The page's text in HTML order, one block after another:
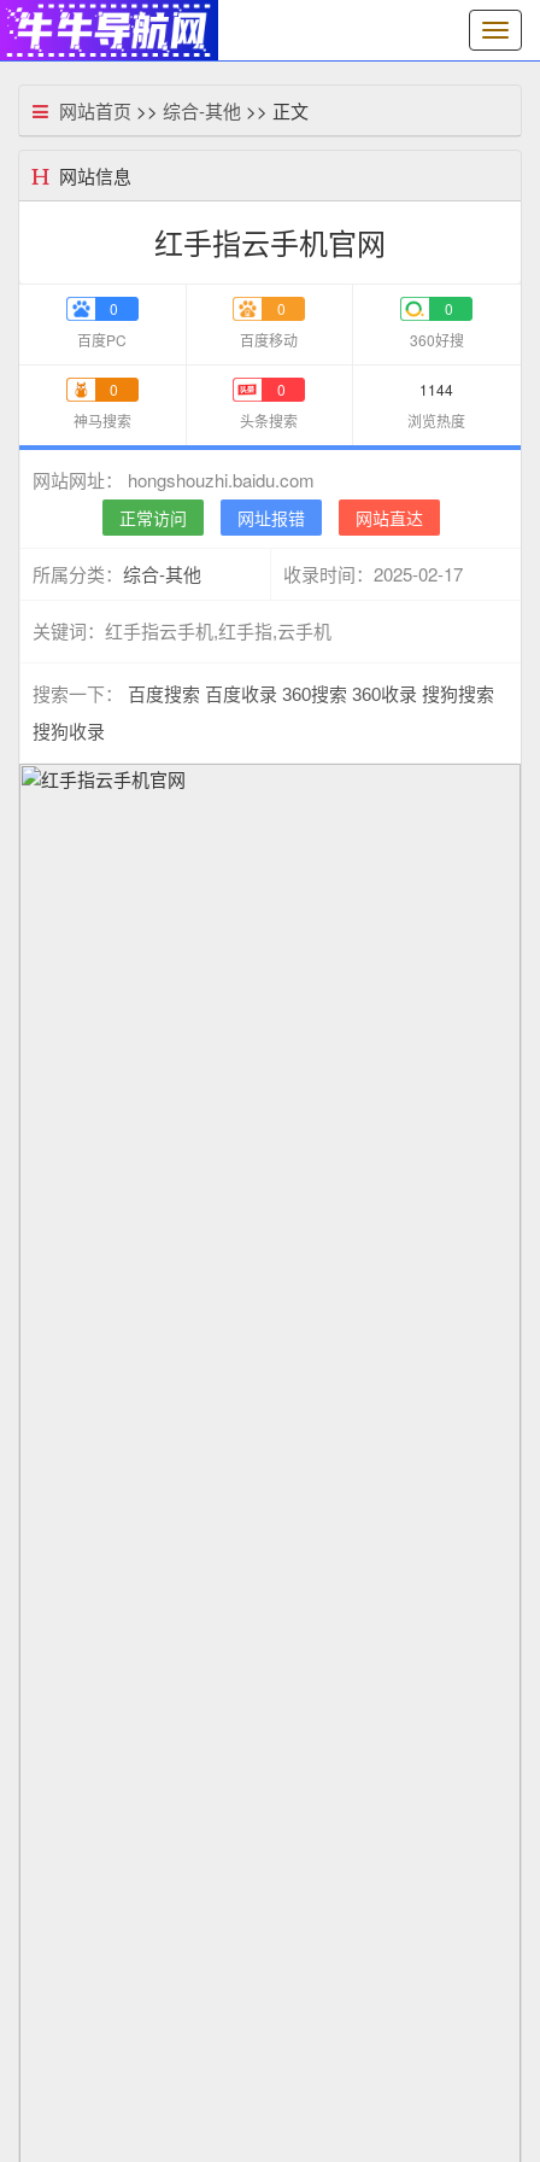
切
换
网站首页 >>综合-其他 >> 正文
网站信息
红手指云手机官网
0
百度PC
0
百度移动
0
360好搜
0
神马搜索
0
头条搜索
1144
浏览热度
网站网址： hongshouzhi.baidu.com
正常访问 网址报错 网站直达
所属分类： 综合-其他 收录时间： 2025-02-17
关键词： 红手指云手机,红手指,云手机
搜索一下： 百度搜索 百度收录 360搜索 360收录 搜狗搜索
搜狗收录